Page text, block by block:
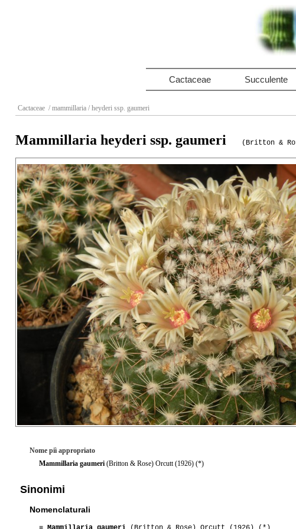
Cactaceae Succulente
Cactaceae / mammillaria / heyderi ssp. gaumeri
Mammillaria heyderi ssp. gaumeri (Britton &
Nome piì appropriato
Mammillaria gaumeri (Britton & Rose) Orcutt (1926) (*)
Sinonimi
Nomenclaturali